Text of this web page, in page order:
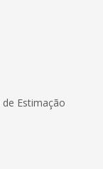
Estimação